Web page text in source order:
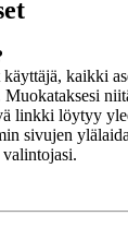
kaikki
linkki löytyy
sivujen
valintojasi.